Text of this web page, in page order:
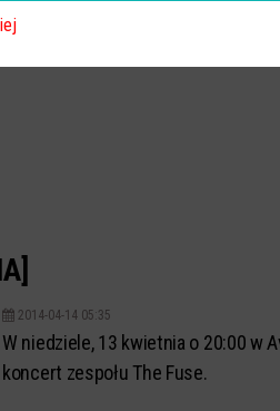
2014-04-14 05:35
W niedziele, 13 kwietnia o 20:00 w
koncert zespołu The Fuse.